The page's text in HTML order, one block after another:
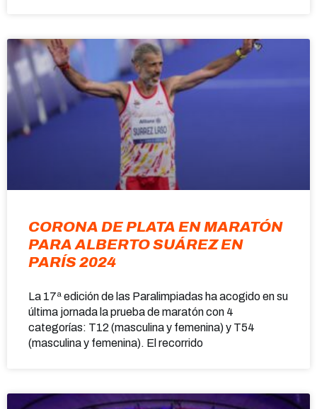
CORONA DE PLATA EN MARATÓN
PARA ALBERTO SUÁREZ EN
PARÍS 2024
La 17ª edición de las Paralimpiadas ha acogido en su
última jornada la prueba de maratón con 4
categorías: T12 (masculina y femenina) y T54
(masculina y femenina). El recorrido